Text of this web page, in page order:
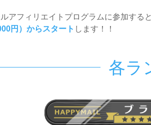
アフィリエイトプログラムに参加する
円）からスタート します！！
各ラ